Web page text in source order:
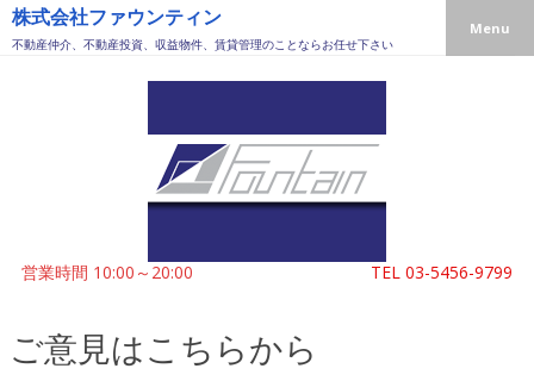
株式会社ファウンティン
不動産仲介、不動産投資、収益物件、賃貸管理のことならお任せ下さい
営業時間 10:00～20:00 TEL 03-5456-9799
Menu
ご意見はこちらから